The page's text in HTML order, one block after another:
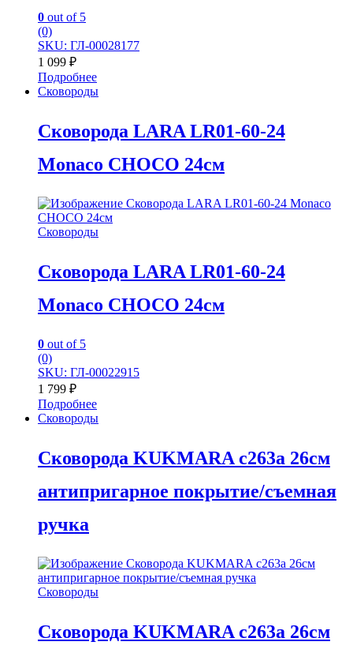
0 out of 5
(0)
SKU: ГЛ-00028177
1 099 ₽
Подробнее
Сковороды
Сковорода LARA LR01-60-24
Monaco CHOCO 24см
Сковороды
Сковорода LARA LR01-60-24
Monaco CHOCO 24см
0 out of 5
(0)
SKU: ГЛ-00022915
1 799 ₽
Подробнее
Сковороды
Сковорода KUKMARA с263а 26см
антипригарное покрытие/съемная
ручка
Сковороды
Сковорода KUKMARA с263а 26см